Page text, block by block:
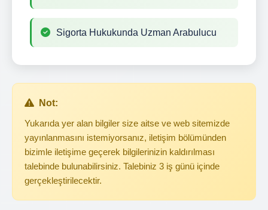
Sigorta Hukukunda Uzman Arabulucu
Not:
Yukarıda yer alan bilgiler size aitse ve web sitemizde
yayınlanmasını istemiyorsanız, iletişim bölümünden
bizimle iletişime geçerek bilgilerinizin kaldırılması
talebinde bulunabilirsiniz. Talebiniz 3 iş günü içinde
gerçekleştirilecektir.